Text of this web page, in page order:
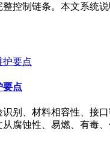
控制链条。本文系
要点
别、材料相容性、接
腐蚀性、易燃、有